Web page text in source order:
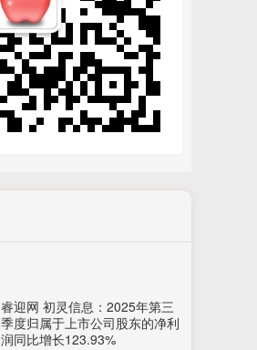
睿迎网 初灵信息：2025年第三
季度归属于上市公司股东的净利
润同比增长123.93%